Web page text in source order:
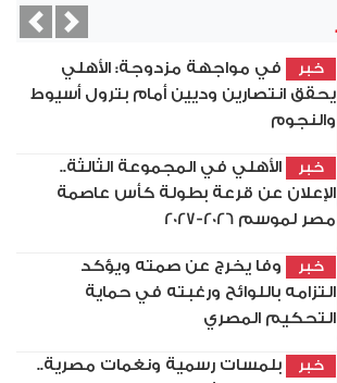
خبر
في مواجهة مزدوجة: الأهلي
يحقق انتصارين وديين أمام بترول أسيوط
والنجوم
خبر
الأهلي في المجموعة الثالثة..
الإعلان عن قرعة بطولة كأس عاصمة
مصر لموسم 2026-2027
خبر
وفا يخرج عن صمته ويؤكد
التزامه باللوائح ورغبته في حماية
التحكيم المصري
خبر
بلمسات رسمية ونغمات مصرية..
Next